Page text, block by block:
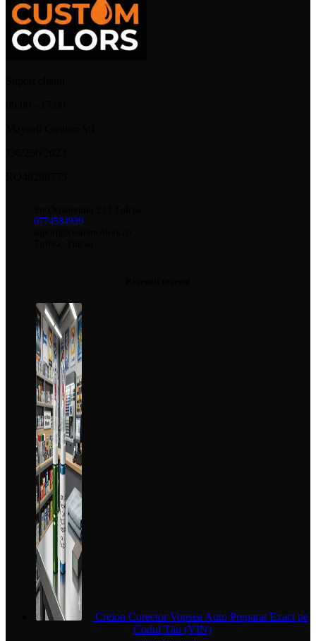
0774584939
Creion Corector Vopsea Auto Preparat Exact pe
Codul Tău (VIN)